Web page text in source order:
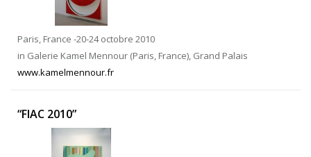
Paris, France -20-24 octobre 2010
in Galerie Kamel Mennour (Paris, France), Grand Palais
www.kamelmennour.fr
“FIAC 2010”